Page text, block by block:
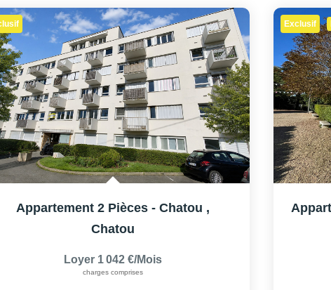
Appartement 2 Pièces - Chatou ,
Chatou
Loyer 1 042 €/mois
charges comprises
Exclusif